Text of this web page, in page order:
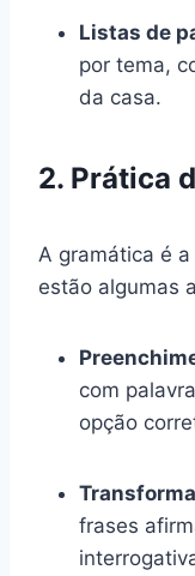
Listas de
por tema,
da casa.
2. Prática
A gramática é
estão algumas
com
opção
frases